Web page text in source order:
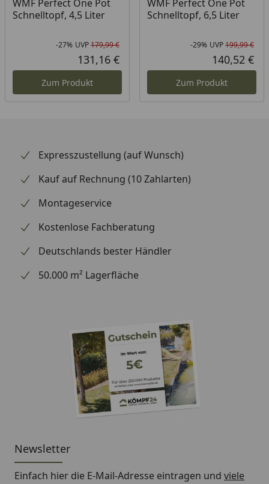
WMF Perfect One Pot
Schnelltopf, 4,5 Liter
Rabatt in Prozent
-27%
Ursprünglicher Preis
UVP179,99 €
Aktueller Preis
131,16 €
Zum Produkt
WMF Perfect One Pot
Schnelltopf, 6,5 Liter
-29% UVP199,99 €
140,52 €
Zum Produkt
Expresszustellung (auf Wunsch)
Kauf auf Rechnung (10 Zahlarten)
Montageservice
Kostenlose Fachberatung
Deutschlands bester Händler
50.000 m² Lagerfläche
Newsletter
Einfach hier die E-Mail-Adresse eintragen und viele